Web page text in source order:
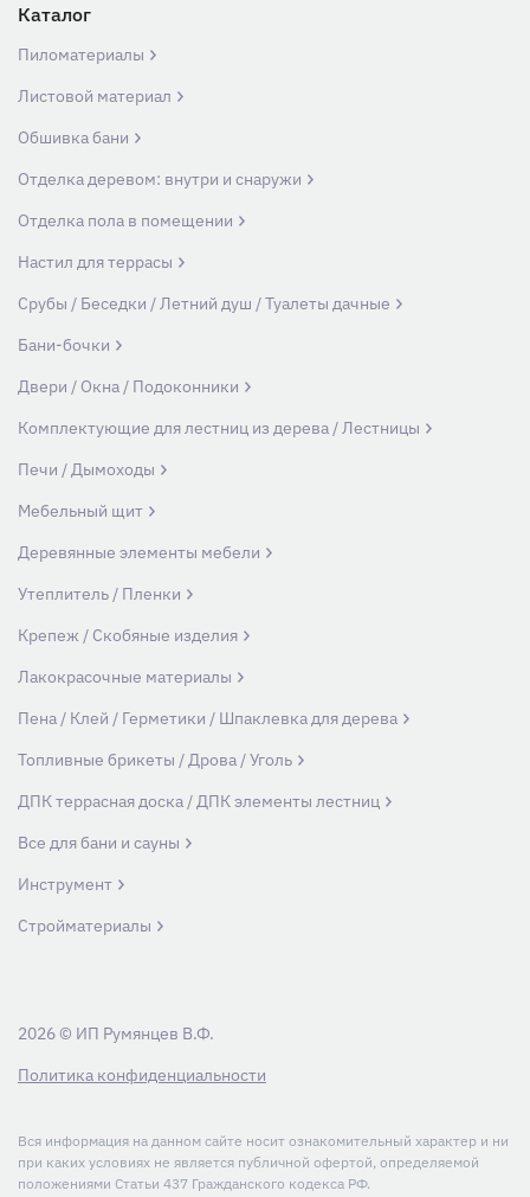
Каталог
Пиломатериалы
Листовой материал
Обшивка бани
Отделка деревом: внутри и снаружи
Отделка пола в помещении
Настил для террасы
Срубы / Беседки / Летний душ / Туалеты дачные
Бани-бочки
Двери / Окна / Подоконники
Комплектующие для лестниц из дерева / Лестницы
Печи / Дымоходы
Мебельный щит
Деревянные элементы мебели
Утеплитель / Пленки
Крепеж / Скобяные изделия
Лакокрасочные материалы
Пена / Клей / Герметики / Шпаклевка для дерева
Топливные брикеты / Дрова / Уголь
ДПК террасная доска / ДПК элементы лестниц
Все для бани и сауны
Инструмент
Стройматериалы
Вся информация на данном сайте носит ознакомительный характер и ни
при каких условиях не является публичной офертой, определяемой
положениями Статьи 437 Гражданского кодекса РФ.
Политика конфиденциальности
2026 © ИП Румянцев В.Ф.